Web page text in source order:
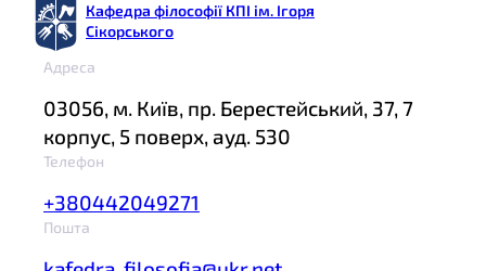
Кафедра філософії КПІ ім. Ігоря
Сікорського
Адреса
03056, м. Київ, пр. Берестейський, 37, 7
корпус, 5 поверх, ауд. 530
Телефон
+380442049271
Пошта